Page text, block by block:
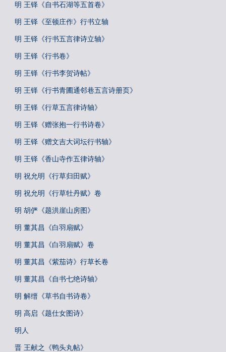
明 王铎《自书石湖等五首卷》
明 王铎《至顿庄作》行书立轴
明 王铎《行书五言律诗立轴》
明 王铎《行书卷》
明 王铎《行书李贺诗帖》
明 王铎《行书青圃通邻巷五言诗册页》
明 王铎《行草五言律诗轴》
明 王铎《赠张抱一行书诗卷》
明 王铎《赠文吉大词坛行书轴》
明 王铎《香山寺作五律诗轴》
明 祝允明《行草归田赋》
明 祝允明《行草牡丹赋》卷
明 胡俨《题洪崖山房图》
明 董其昌《白羽扇赋》
明 董其昌《白羽扇赋》卷
明 董其昌《紫茄诗》行草长卷
明 董其昌《自书七绝诗轴》
明 解缙《草书自书诗卷》
明 高启《题仕女图诗》
明人
晋 王献之《鸭头丸帖》